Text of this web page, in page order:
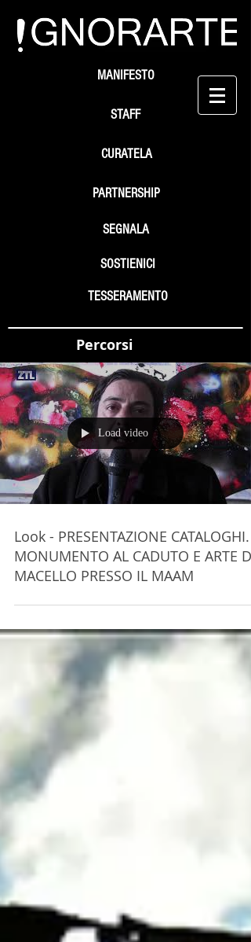
STAFF
SEGNALA
SOSTIENICI
MANIFESTO
PARTNERSHIP
TESSERAMENTO
CURATELA
Percorsi
Load video
Look - PRESENTAZIONE CATALOGHI.
MONUMENTO AL CADUTO E ARTE DA
MACELLO PRESSO IL MAAM